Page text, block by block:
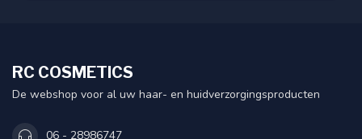
RC COSMETICS
De webshop voor al uw haar- en huidverzorgingsproducten
06 - 28986747